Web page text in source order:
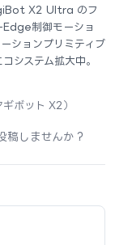
X2 Ultra のフ
Edge制御モーショ
ションプリミティブ
システム拡大中。
ボット X2）
稿しませんか？